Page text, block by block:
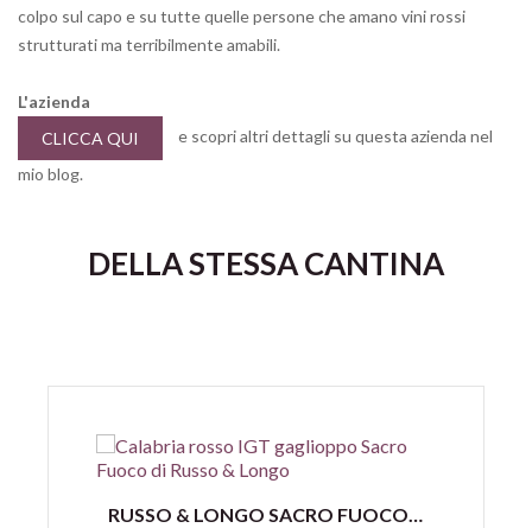
colpo sul capo e su tutte quelle persone che amano vini rossi
strutturati ma terribilmente amabili.
L'azienda
CLICCA QUI
e scopri altri dettagli su questa azienda nel
mio blog.
DELLA STESSA CANTINA
Anteprima RUSSO & LONGO SACRO FUOCO ROSSO GAGLIOPPO CALABRIA IGT